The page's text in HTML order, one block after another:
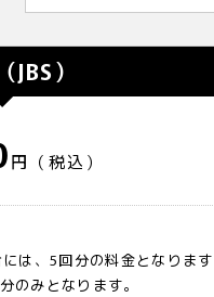
JBS）
円（税込）
は、5回分の料金となりま
みとなります。